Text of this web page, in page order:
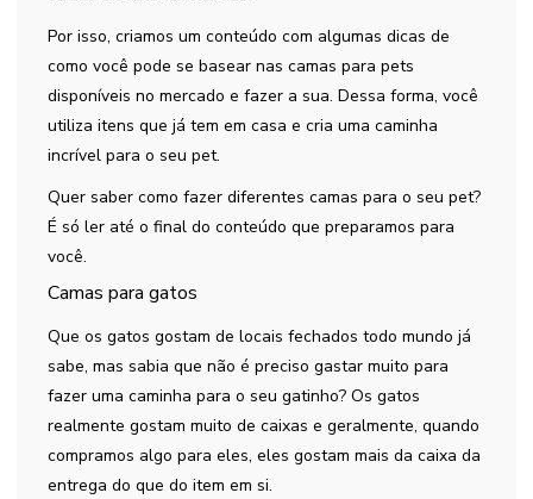
Por isso, criamos um conteúdo com algumas dicas de
como você pode se basear nas camas para pets
disponíveis no mercado e fazer a sua. Dessa forma, você
utiliza itens que já tem em casa e cria uma caminha
incrível para o seu pet.
Quer saber como fazer diferentes camas para o seu pet?
É só ler até o final do conteúdo que preparamos para
você.
Camas para gatos
Que os gatos gostam de locais fechados todo mundo já
sabe, mas sabia que não é preciso gastar muito para
fazer uma caminha para o seu gatinho? Os gatos
realmente gostam muito de caixas e geralmente, quando
compramos algo para eles, eles gostam mais da caixa da
entrega do que do item em si.